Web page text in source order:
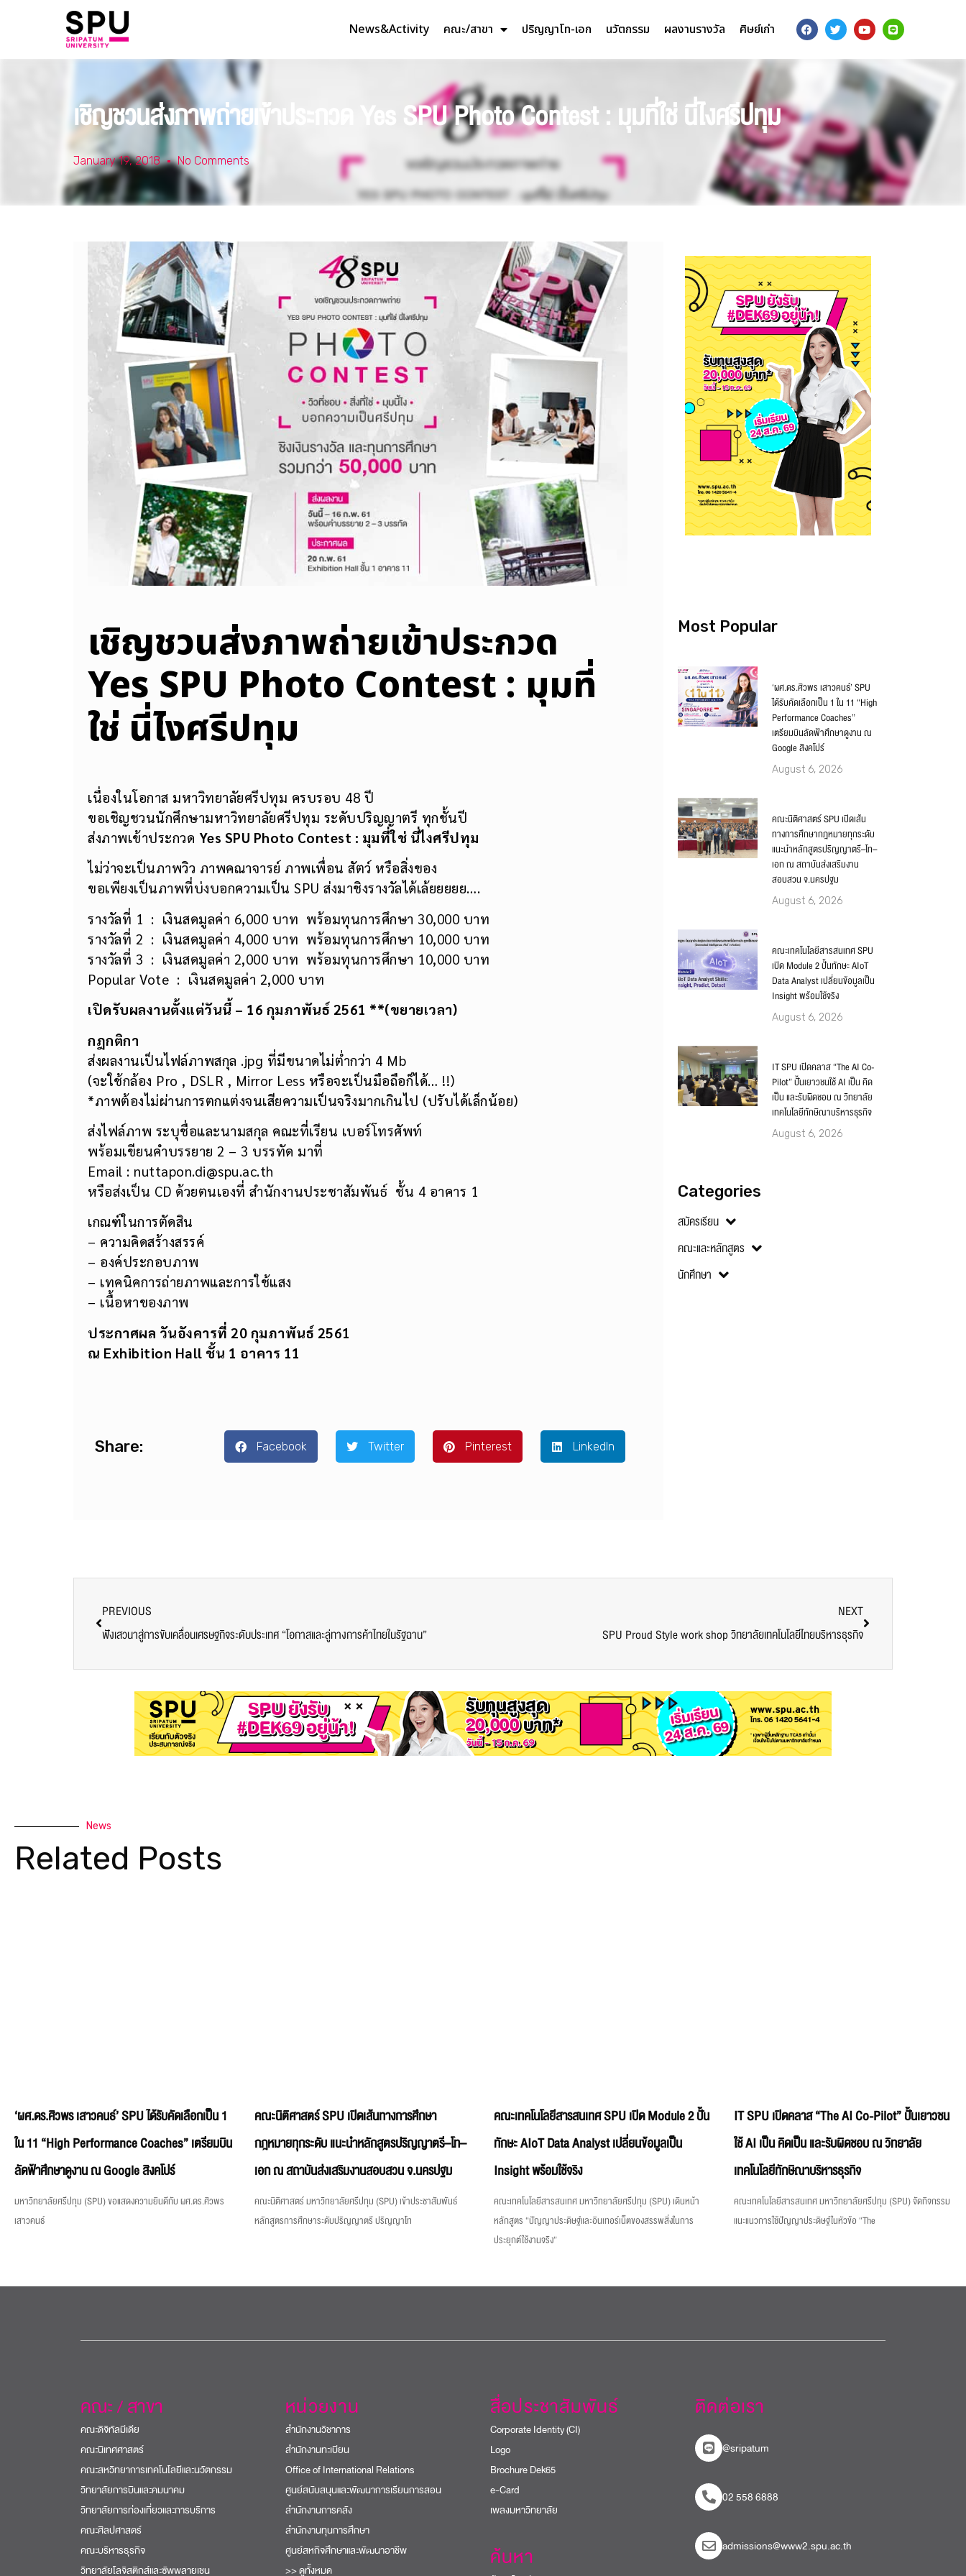
News&Activity คณะ/สาขา ปริญญาโท-เอก นวัตกรรม ผลงานรางวัล ศิษย์เก่า
เชิญชวนส่งภาพถ่ายเข้าประกวด Yes SPU Photo Contest : มุมที่ใช่ นี่ไงศรีปทุม
January 19, 2018 No Comments
เชิญชวนส่งภาพถ่ายเข้าประกวด
Yes SPU Photo Contest : มุมที่
ใช่ นี่ไงศรีปทุม
เนื่องในโอกาส มหาวิทยาลัยศรีปทุม ครบรอบ 48 ปี
ขอเชิญชวนนักศึกษามหาวิทยาลัยศรีปทุม ระดับปริญญาตรี ทุกชั้นปี
ส่งภาพเข้าประกวด Yes SPU Photo Contest : มุมที่ใช่ นี่ไงศรีปทุม
ไม่ว่าจะเป็นภาพวิว ภาพคณาจารย์ ภาพเพื่อน สัตว์ หรือสิ่งของ
ขอเพียงเป็นภาพที่บ่งบอกความเป็น SPU ส่งมาชิงรางวัลได้เล้ยยยยย….
รางวัลที่ 1 : เงินสดมูลค่า 6,000 บาท พร้อมทุนการศึกษา 30,000 บาท
รางวัลที่ 2 : เงินสดมูลค่า 4,000 บาท พร้อมทุนการศึกษา 10,000 บาท
รางวัลที่ 3 : เงินสดมูลค่า 2,000 บาท พร้อมทุนการศึกษา 10,000 บาท
Popular Vote : เงินสดมูลค่า 2,000 บาท
เปิดรับผลงานตั้งแต่วันนี้ – 16 กุมภาพันธ์ 2561 **(ขยายเวลา)
กฎกติกา
ส่งผลงานเป็นไฟล์ภาพสกุล .jpg ที่มีขนาดไม่ต่ำกว่า 4 Mb
(จะใช้กล้อง Pro , DSLR , Mirror Less หรือจะเป็นมือถือก็ได้… !!)
*ภาพต้องไม่ผ่านการตกแต่งจนเสียความเป็นจริงมากเกินไป (ปรับได้เล็กน้อย)
ส่งไฟล์ภาพ ระบุชื่อและนามสกุล คณะที่เรียน เบอร์โทรศัพท์
พร้อมเขียนคำบรรยาย 2 – 3 บรรทัด มาที่
Email : nuttapon.di@spu.ac.th
หรือส่งเป็น CD ด้วยตนเองที่ สำนักงานประชาสัมพันธ์ ชั้น 4 อาคาร 1
เกณฑ์ในการตัดสิน
– ความคิดสร้างสรรค์
– องค์ประกอบภาพ
– เทคนิคการถ่ายภาพและการใช้แสง
– เนื้อหาของภาพ
ประกาศผล วันอังคารที่ 20 กุมภาพันธ์ 2561
ณ Exhibition Hall ชั้น 1 อาคาร 11
Share: Facebook Twitter Pinterest LinkedIn
Most Popular
‘ผศ.ดร.ศิวพร เสาวคนธ์’ SPU
ได้รับคัดเลือกเป็น 1 ใน 11 “High
Performance Coaches”
เตรียมบินลัดฟ้าศึกษาดูงาน ณ
Google สิงคโปร์
August 6, 2026
คณะนิติศาสตร์ SPU เปิดเส้น
ทางการศึกษากฎหมายทุกระดับ
แนะนำหลักสูตรปริญญาตรี–โท–
เอก ณ สถาบันส่งเสริมงาน
สอบสวน จ.นครปฐม
August 6, 2026
คณะเทคโนโลยีสารสนเทศ SPU
เปิด Module 2 ปั้นทักษะ AIoT
Data Analyst เปลี่ยนข้อมูลเป็น
Insight พร้อมใช้จริง
August 6, 2026
IT SPU เปิดคลาส “The AI Co-
Pilot” ปั้นเยาวชนใช้ AI เป็น คิด
เป็น และรับผิดชอบ ณ วิทยาลัย
เทคโนโลยีทักษิณาบริหารธุรกิจ
August 6, 2026
Categories
สมัครเรียน
คณะและหลักสูตร
นักศึกษา
PREVIOUS
ฟังเสวนาสู่การขับเคลื่อนเศรษฐกิจระดับประเทศ “โอกาสและลู่ทางการค้าไทยในรัฐฉาน”
NEXT
SPU Proud Style work shop วิทยาลัยเทคโนโลยีไทยบริหารธุรกิจ
News
Related Posts
‘ผศ.ดร.ศิวพร เสาวคนธ์’ SPU ได้รับคัดเลือกเป็น 1
ใน 11 “High Performance Coaches” เตรียมบิน
ลัดฟ้าศึกษาดูงาน ณ Google สิงคโปร์
มหาวิทยาลัยศรีปทุม (SPU) ขอแสดงความยินดีกับ ผศ.ดร.ศิวพร
เสาวคนธ์
คณะนิติศาสตร์ SPU เปิดเส้นทางการศึกษา
กฎหมายทุกระดับ แนะนำหลักสูตรปริญญาตรี–โท–
เอก ณ สถาบันส่งเสริมงานสอบสวน จ.นครปฐม
คณะนิติศาสตร์ มหาวิทยาลัยศรีปทุม (SPU) เข้าประชาสัมพันธ์
หลักสูตรการศึกษาระดับปริญญาตรี ปริญญาโท
คณะเทคโนโลยีสารสนเทศ SPU เปิด Module 2 ปั้น
ทักษะ AIoT Data Analyst เปลี่ยนข้อมูลเป็น
Insight พร้อมใช้จริง
คณะเทคโนโลยีสารสนเทศ มหาวิทยาลัยศรีปทุม (SPU) เดินหน้า
หลักสูตร “ปัญญาประดิษฐ์และอินเทอร์เน็ตของสรรพสิ่งในการ
ประยุกต์ใช้งานจริง”
IT SPU เปิดคลาส “The AI Co-Pilot” ปั้นเยาวชน
ใช้ AI เป็น คิดเป็น และรับผิดชอบ ณ วิทยาลัย
เทคโนโลยีทักษิณาบริหารธุรกิจ
คณะเทคโนโลยีสารสนเทศ มหาวิทยาลัยศรีปทุม (SPU) จัดกิจกรรม
แนะแนวการใช้ปัญญาประดิษฐ์ในหัวข้อ “The
คณะ / สาขา
คณะดิจิทัลมีเดีย
คณะนิเทศศาสตร์
คณะสหวิทยาการเทคโนโลยีและนวัตกรรม
วิทยาลัยการบินและคมนาคม
วิทยาลัยการท่องเที่ยวและการบริการ
คณะศิลปศาสตร์
คณะบริหารธุรกิจ
วิทยาลัยโลจิสติกส์และซัพพลายเชน
หน่วยงาน
สำนักงานวิชาการ
สำนักงานทะเบียน
Office of International Relations
ศูนย์สนับสนุนและพัฒนาการเรียนการสอน
สำนักงานการคลัง
สำนักงานทุนการศึกษา
ศูนย์สหกิจศึกษาและพัฒนาอาชีพ
>> ดูทั้งหมด
สื่อประชาสัมพันธ์
Corporate Identity (CI)
Logo
Brochure Dek65
e-Card
เพลงมหาวิทยาลัย
ค้นหา
ติดต่อเรา
@sripatum
02 558 6888
admissions@www2.spu.ac.th